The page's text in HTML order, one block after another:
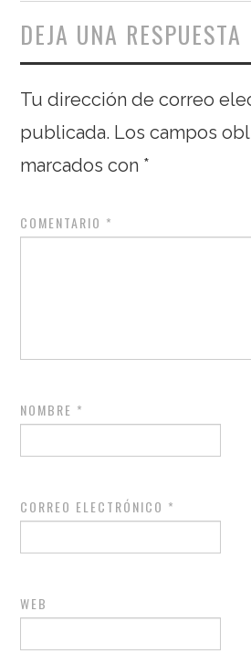
DEJA UNA RESPUESTA
Tu dirección de correo
publicada. Los campos
marcados con *
COMENTARIO *
NOMBRE *
CORREO ELECTRÓNICO *
WEB